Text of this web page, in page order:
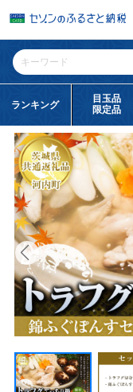
ランキング
目玉品
限定品